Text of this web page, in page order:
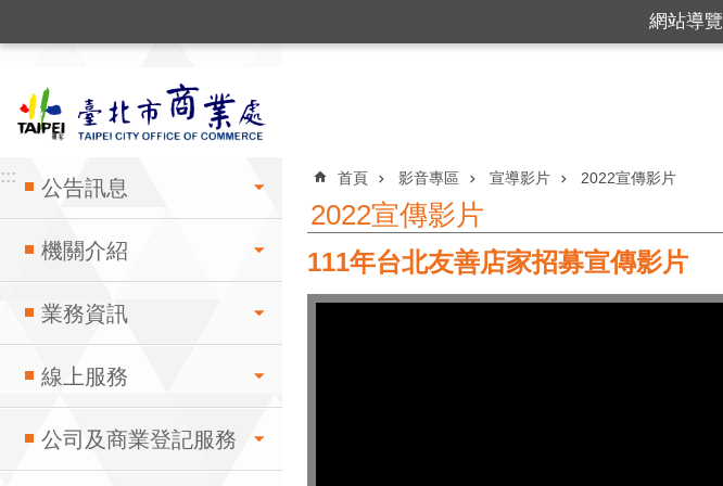
網站導覽
::: 公告訊息
機關介紹
業務資訊
線上服務
公司及商業登記服務
:::
首頁 影音專區 宣導影片 2022宣傳影片
2022宣傳影片
111年台北友善店家招募宣傳影片